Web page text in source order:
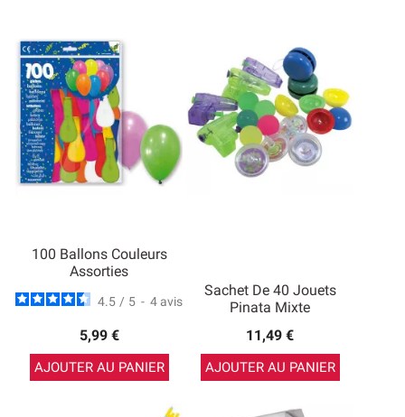
100 Ballons Couleurs
Assorties
4.5 / 5 - 4 avis
5,99 €
AJOUTER AU PANIER
Sachet De 40 Jouets
Pinata Mixte
11,49 €
AJOUTER AU PANIER